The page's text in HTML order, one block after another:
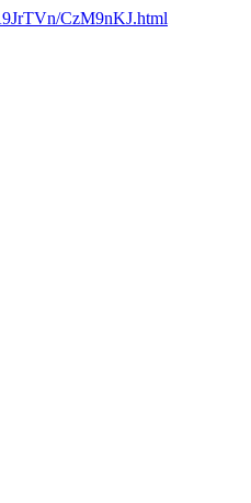
CzM9nKJ.html